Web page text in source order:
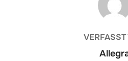
VERFASST